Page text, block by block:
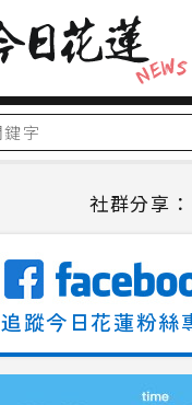
社群分享：
追蹤今日花蓮粉絲